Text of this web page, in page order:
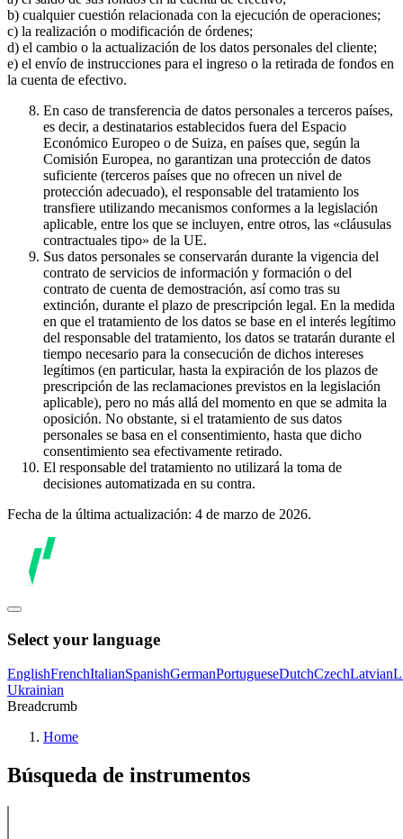
b) cualquier cuestión relacionada con la ejecución de operaciones;
c) la realización o modificación de órdenes;
d) el cambio o la actualización de los datos personales del cliente;
e) el envío de instrucciones para el ingreso o la retirada de fondos en
la cuenta de efectivo.
En caso de transferencia de datos personales a terceros países,
es decir, a destinatarios establecidos fuera del Espacio
Económico Europeo o de Suiza, en países que, según la
Comisión Europea, no garantizan una protección de datos
suficiente (terceros países que no ofrecen un nivel de
protección adecuado), el responsable del tratamiento los
transfiere utilizando mecanismos conformes a la legislación
aplicable, entre los que se incluyen, entre otros, las «cláusulas
contractuales tipo» de la UE.
Sus datos personales se conservarán durante la vigencia del
contrato de servicios de información y formación o del
contrato de cuenta de demostración, así como tras su
extinción, durante el plazo de prescripción legal. En la medida
en que el tratamiento de los datos se base en el interés legítimo
del responsable del tratamiento, los datos se tratarán durante el
tiempo necesario para la consecución de dichos intereses
legítimos (en particular, hasta la expiración de los plazos de
prescripción de las reclamaciones previstos en la legislación
aplicable), pero no más allá del momento en que se admita la
oposición. No obstante, si el tratamiento de sus datos
personales se basa en el consentimiento, hasta que dicho
consentimiento sea efectivamente retirado.
El responsable del tratamiento no utilizará la toma de
decisiones automatizada en su contra.
Fecha de la última actualización: 4 de marzo de 2026.
Select your language
EnglishFrenchItalianSpanishGermanPortugueseDutchCzechLatvian
Ukrainian
Breadcrumb
Home
Búsqueda de instrumentos